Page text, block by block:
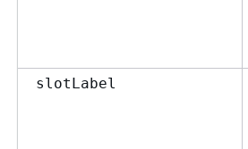
slotLabel